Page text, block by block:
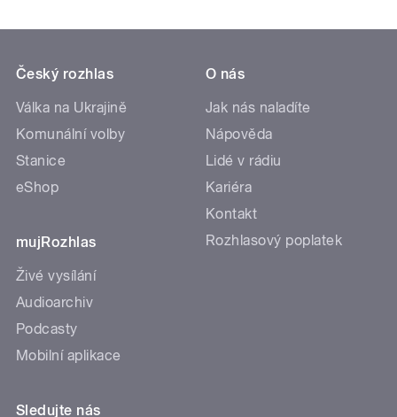
Český rozhlas
Válka na Ukrajině
Komunální volby
Stanice
eShop
mujRozhlas
Živé vysílání
Audioarchiv
Podcasty
Mobilní aplikace
O nás
Jak nás naladíte
Nápověda
Lidé v rádiu
Kariéra
Kontakt
Rozhlasový poplatek
Sledujte nás